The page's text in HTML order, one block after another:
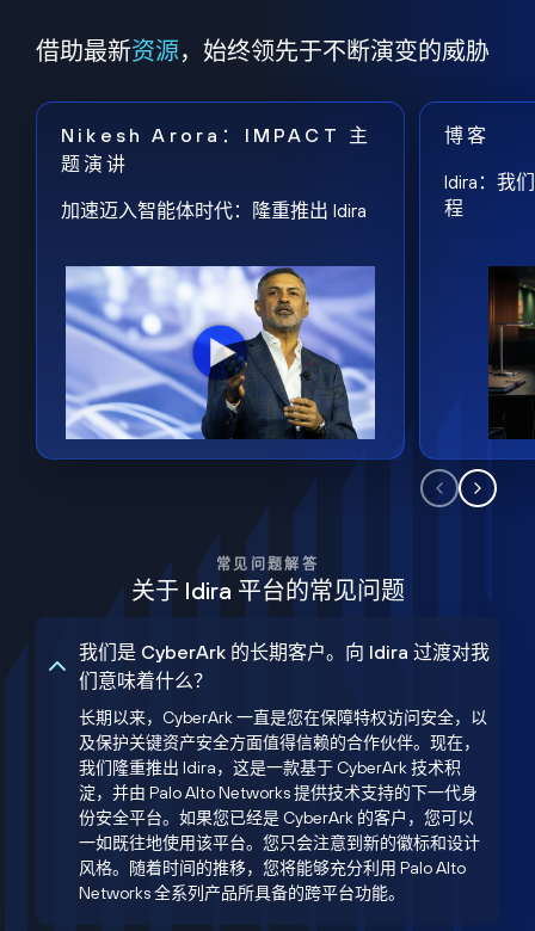
借助最新资源，始终领先于不断演变的威胁
Nikesh Arora：IMPACT 主
题演讲
加速迈入智能体时代：隆重推出 Idira
博客
Idira：我
程
常见问题解答
关于 Idira 平台的常见问题
我们是 CyberArk 的长期客户。向 Idira 过渡对我
们意味着什么？
长期以来，CyberArk 一直是您在保障特权访问安全，以
及保护关键资产安全方面值得信赖的合作伙伴。现在，
我们隆重推出 Idira，这是一款基于 CyberArk 技术积
淀，并由 Palo Alto Networks 提供技术支持的下一代身
份安全平台。如果您已经是 CyberArk 的客户，您可以
一如既往地使用该平台。您只会注意到新的徽标和设计
风格。随着时间的推移，您将能够充分利用 Palo Alto
Networks 全系列产品所具备的跨平台功能。